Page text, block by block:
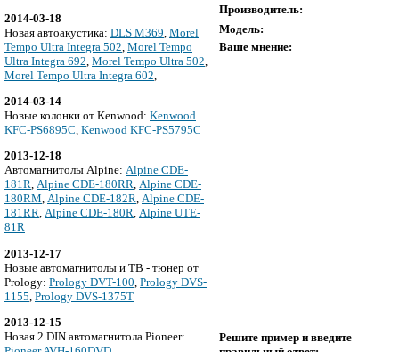
2014-03-18
Новая автоакустика: DLS M369 Morel
Tempo Ultra Integra 502 Morel Tempo
Ultra Integra 692 Morel Tempo Ultra 502
Morel Tempo Ultra Integra 602
2014-03-14
Новые колонки от Kenwood: Kenwood
KFC-PS6895C, Kenwood KFC-PS5795C
2013-12-18
Автомагнитолы Alpine: Alpine CDE-
181R, Alpine CDE-180RR, Alpine CDE-
180RM, Alpine CDE-182R, Alpine CDE-
181RR, Alpine CDE-180R, Alpine UTE-
81R
2013-12-17
Новые автомагнитолы и ТВ - тюнер от
Prology: Prology DVT-100 Prology DVS-
1155 Prology DVS-1375T
2013-12-15
Новая 2 DIN автомагнитола Pioneer:
Производитель:
Модель:
Ваше мнение:
Решите пример и введите